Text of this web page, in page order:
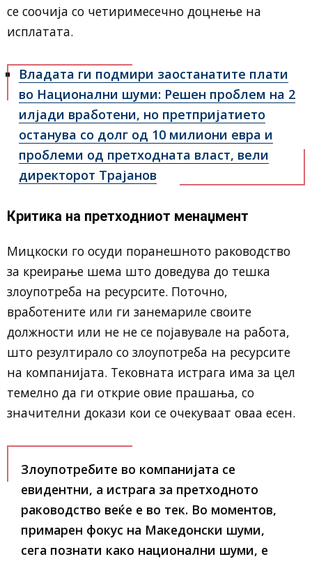
се соочија со четиримесечно доцнење на
исплатата.
Владата ги подмири заостанатите плати
во Национални шуми: Решен проблем на 2
илјади вработени, но претпријатието
останува со долг од 10 милиони евра и
проблеми од претходната власт, вели
директорот Трајанов
Критика на претходниот менаџмент
Мицкоски го осуди поранешното раководство
за креирање шема што доведува до тешка
злоупотреба на ресурсите. Поточно,
вработените или ги занемариле своите
должности или не не се појавувале на работа,
што резултирало со злоупотреба на ресурсите
на компанијата. Тековната истрага има за цел
темелно да ги открие овие прашања, со
значителни докази кои се очекуваат оваа есен.
Злоупотребите во компанијата се
евидентни, а истрага за претходното
раководство веќе е во тек. Во моментов,
примарен фокус на Македонски шуми,
сега познати како национални шуми, е